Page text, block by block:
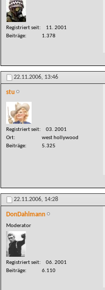
Registriert seit
11. 2001
Beiträge
1.378
22.11.2006, 13:46
stu
Registriert seit
03. 2001
Ort
west hollywood
Beiträge
5.325
22.11.2006, 14:28
DonDahlmann
Moderator
Registriert seit
06. 2001
Beiträge
6.110